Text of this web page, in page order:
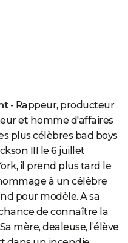
- Rappeur, producteur
et homme d'affaires
plus célèbres bad boys
III le 6 juillet
il prend plus tard le
à un célèbre
pour modèle. A sa
chance de connaître la
mère, dealeuse, l’élève